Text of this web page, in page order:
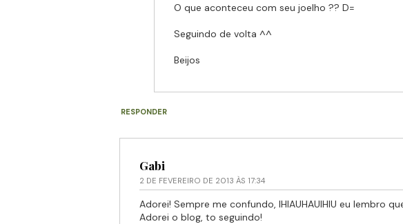
O que aconteceu com seu joelho ?? D=
Seguindo de volta ^^
Beijos
RESPONDER
Gabi
2 DE FEVEREIRO DE 2013 ÀS 17:34
Adorei! Sempre me confundo, IHIAUHAUIHIU eu lembro
Adorei o blog, to seguindo!